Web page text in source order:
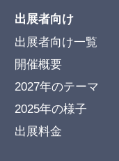
出展者向け
出展者向け一覧
開催概要
2027年のテーマ
2025年の様子
出展料金